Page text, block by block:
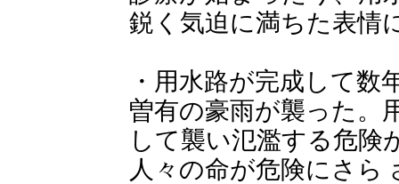
鋭く気迫に満ちた表情
・用水路が完成して
曽有の豪雨が襲った。
して襲い氾濫する危険
人々の命が危険にさら